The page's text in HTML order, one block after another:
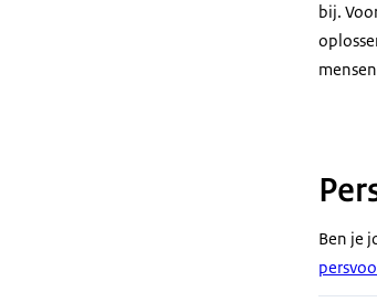
bij.
Ben je